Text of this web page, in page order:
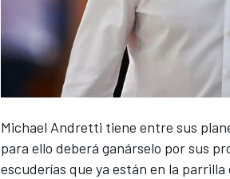
Michael Andretti tiene entre sus
para ello deberá ganárselo por sus
escuderías que ya están en la